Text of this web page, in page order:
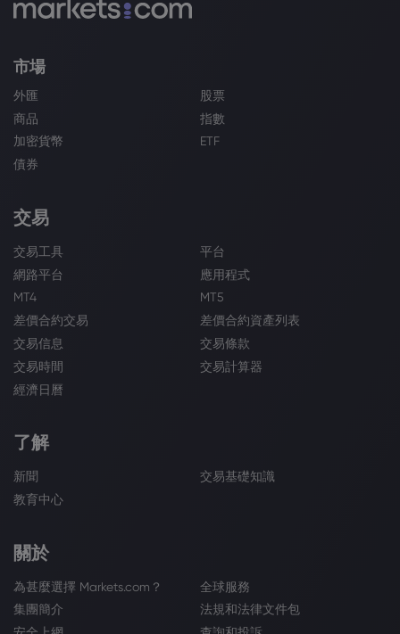
市場
外匯
股票
商品
指數
加密貨幣
ETF
債券
交易
交易工具
平台
網路平台
應用程式
MT4
MT5
差價合約交易
差價合約資產列表
交易信息
交易條款
交易時間
交易計算器
經濟日曆
了解
新聞
交易基礎知識
教育中心
關於
為甚麼選擇 Markets.com？
全球服務
集團簡介
法規和法律文件包